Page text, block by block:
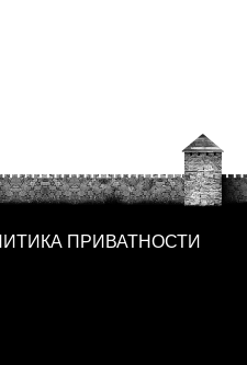
ПРИВАТНОСТИ